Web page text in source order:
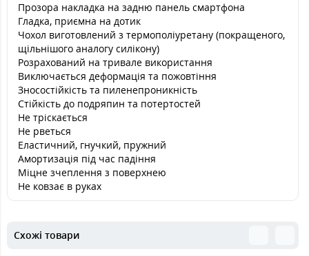
Прозора накладка на задню панель смартфона
Гладка, приємна на дотик
Чохол виготовлений з термополіуретану (покращеного,
щільнішого аналогу силікону)
Розрахований на тривале використання
Виключається деформація та пожовтіння
Зносостійкість та пиленепроникність
Стійкість до подряпин та потертостей
Не тріскається
Не рветься
Еластичний, гнучкий, пружний
Амортизація під час падіння
Міцне зчеплення з поверхнею
Не ковзає в руках
Схожі товари